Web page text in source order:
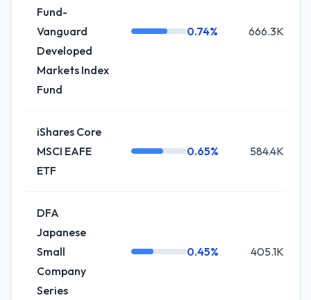
Fund-
Vanguard
Developed
Markets Index
Fund
0.74% 666.3K
iShares Core
MSCI EAFE
ETF
0.65% 584.4K
DFA
Japanese
Small
Company
Series
0.45% 405.1K